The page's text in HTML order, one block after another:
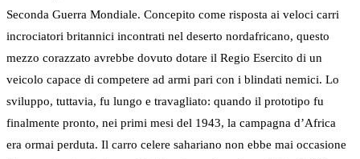
Seconda Guerra Mondiale. Concepito come risposta ai veloci carri
incrociatori britannici incontrati nel deserto nordafricano, questo
mezzo corazzato avrebbe dovuto dotare il Regio Esercito di un
veicolo capace di competere ad armi pari con i blindati nemici. Lo
sviluppo, tuttavia, fu lungo e travagliato: quando il prototipo fu
finalmente pronto, nei primi mesi del 1943, la campagna d’Africa
era ormai perduta. Il carro celere sahariano non ebbe mai occasione